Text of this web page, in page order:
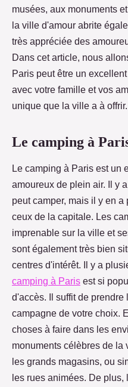
musées, aux monuments
la ville d'amour abrite
très appréciée des
Dans cet article, nous
Paris peut être un
avec votre famille et vos
unique que la ville a à offrir.
Le camping à
Le camping à Paris est un
amoureux de plein air. Il y
peut camper, mais il y en
ceux de la capitale. Les
imprenable sur la ville et
sont également très bien
centres d'intérêt. Il y a
camping à Paris est si
d'accès. Il suffit de
campagne de votre choix.
choses à faire dans les
monuments célèbres de
les grands magasins, ou
les rues animées. De